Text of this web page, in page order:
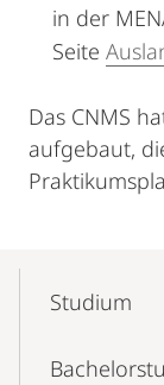
in der
Seite
Das CNMS
aufgebaut,
NavigationStudium